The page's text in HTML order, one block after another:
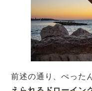
前述の通り、ぺった